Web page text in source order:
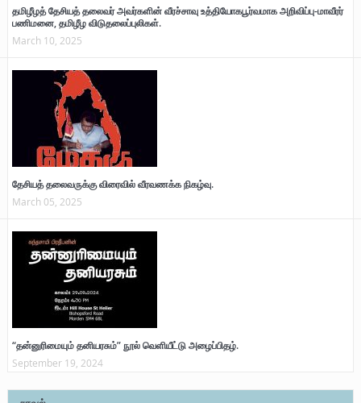
தமிழீழத் தேசியத் தலைவர் அவர்களின் வீரச்சாவு உத்தியோகபூர்வமாக அறிவிப்பு-மாவீரர்
பணிமனை, தமிழீழ விடுதலைப்புலிகள்.
March 10, 2025
தேசியத் தலைவருக்கு விரைவில் வீரவணக்க நிகழ்வு.
March 05, 2025
“தன்னுரிமையும் தனியரசும்” நூல் வெளியீட்டு அழைப்பிதழ்.
September 19, 2024